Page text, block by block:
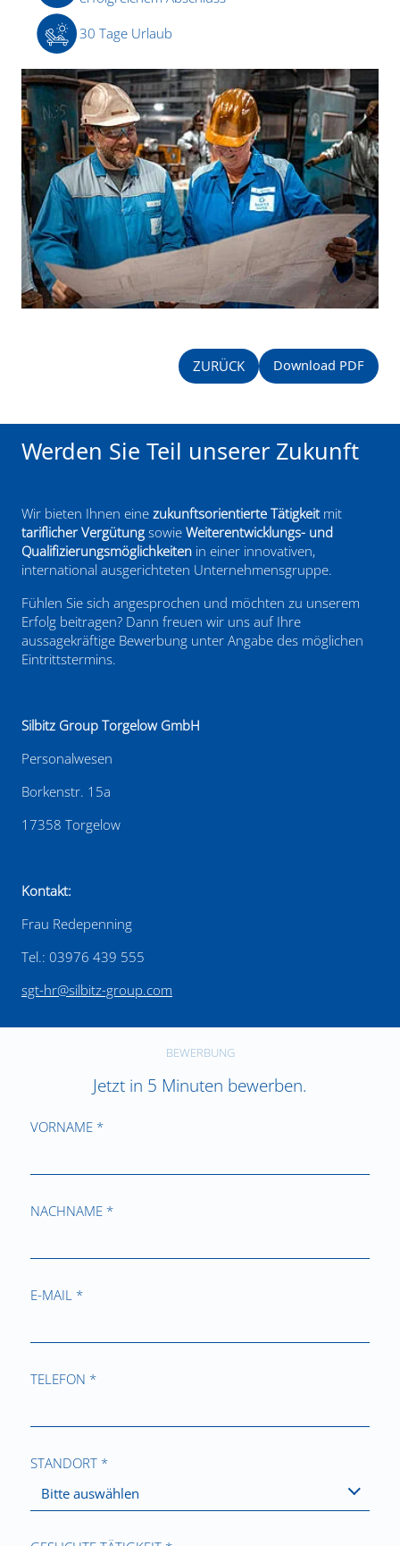
30 Tage Urlaub
ZURÜCK Download PDF
Werden Sie Teil unserer Zukunft
Wir bieten Ihnen eine zukunftsorientierte Tätigkeitmit
tariflicher Vergütung sowie Weiterentwicklungs- und
Qualifizierungsmöglichkeiten in einer innovativen,
international ausgerichteten Unternehmensgruppe.
Fühlen Sie sich angesprochen und möchten zu unserem
Erfolg beitragen? Dann freuen wir uns auf Ihre
aussagekräftige Bewerbung unter Angabe des möglichen
Eintrittstermins.
Silbitz Group Torgelow GmbH
Personalwesen
Borkenstr. 15a
17358 Torgelow
Kontakt:
Frau Redepenning
Tel.: 03976 439 555
sgt-hr@silbitz-group.com
BEWERBUNG
Jetzt in 5 Minuten bewerben.
VORNAME *
NACHNAME *
E-MAIL *
TELEFON *
STANDORT *
Bitte auswählen